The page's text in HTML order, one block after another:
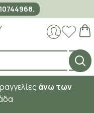
άνω των